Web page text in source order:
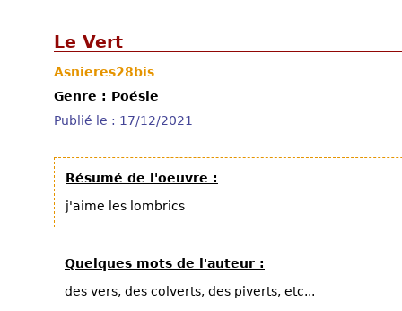
Le Vert
Asnieres28bis
Genre : Poésie
Publié le : 17/12/2021
Résumé de l'oeuvre :
j'aime les lombrics
Quelques mots de l'auteur :
des vers, des colverts, des piverts, etc...